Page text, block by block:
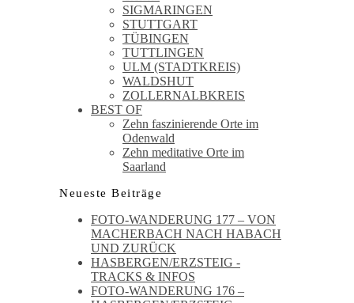
SIGMARINGEN
STUTTGART
TÜBINGEN
TUTTLINGEN
ULM (STADTKREIS)
WALDSHUT
ZOLLERNALBKREIS
BEST OF
Zehn faszinierende Orte im
Odenwald
Zehn meditative Orte im
Saarland
Neueste Beiträge
FOTO-WANDERUNG 177 – VON
MACHERBACH NACH HABACH
UND ZURÜCK
HASBERGEN/ERZSTEIG -
TRACKS & INFOS
FOTO-WANDERUNG 176 –